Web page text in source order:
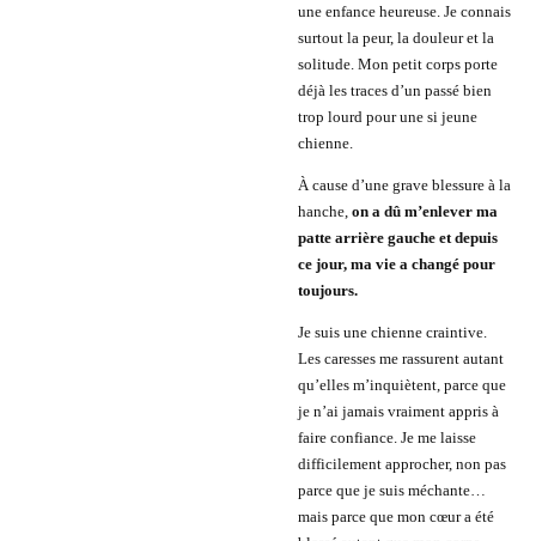
une enfance heureuse. Je connais
surtout la peur, la douleur et la
solitude. Mon petit corps porte
déjà les traces d’un passé bien
trop lourd pour une si jeune
chienne.
À cause d’une grave blessure à la
hanche, on a dû m’enlever ma
patte arrière gauche et depuis
ce jour, ma vie a changé pour
toujours.
Je suis une chienne craintive.
Les caresses me rassurent autant
qu’elles m’inquiètent, parce que
je n’ai jamais vraiment appris à
faire confiance. Je me laisse
difficilement approcher, non pas
parce que je suis méchante…
mais parce que mon cœur a été